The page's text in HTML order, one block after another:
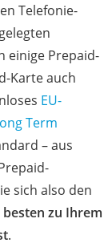
Telefonie-
einige Prepaid-
Karte auch
EU-
Term
– aus
sich also den
zu Ihrem
.